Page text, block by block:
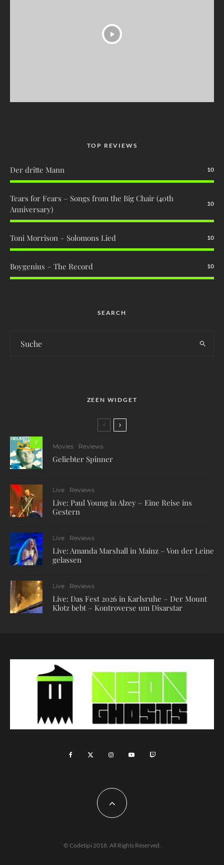
TOP REVIEWS
Der dritte Mann 10
Tears for Fears – Songs from the Big Chair (40th
Anniversary)
10
Toni Morrison – Solomons Lied 10
Boygenius – The Record 10
SEARCH
ZEEN WIDGET
7
Movies Reviews
Geliebter Spinner
Live Reviews
Live: Paul Young in Alzey – Eine Reise ins
Gestern
Live Reviews
Live: Amanda Marshall in Mainz – Von der Leine
gelassen
Live Reviews
Live: Das Fest 2026 in Karlsruhe – Der Mount
Klotz bebt – Kontroverse um Disarstar
© Codetipi 2018. All Rights Reserved.